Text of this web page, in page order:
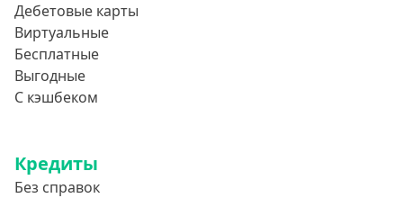
Дебетовые карты
Виртуальные
Бесплатные
Выгодные
С кэшбеком
Кредиты
Без справок